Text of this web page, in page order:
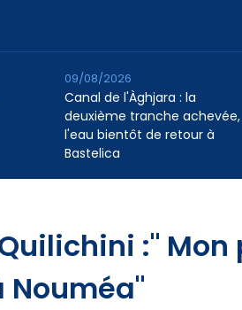
Canal de l'Àghjara : la
deuxième tranche achevée,
l'eau bientôt de retour à
Bastelica
09/08/2026
:" Mon
Nouméa"